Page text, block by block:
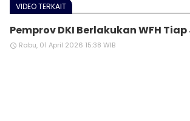
VIDEO TERKAIT
Pemprov DKI Berlakukan WFH
access_time Rabu, 01 April 2026 15:38 WIB